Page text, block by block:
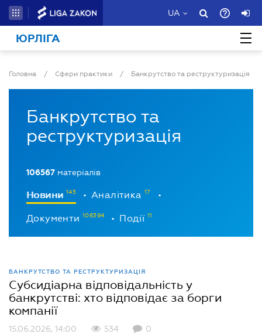
UA
ЮРЛІГА
Головна / Сфери практики / Банкрутство та реструктуризація
Банкрутство та
реструктуризація
106567 матеріалів
Новини • Аналітика •
Документи • Події
БАНКРУТСТВО ТА РЕСТРУКТУРИЗАЦІЯ
Субсидіарна відповідальність у
банкрутстві: хто відповідає за борги
компанії
15.06.2026, 14:00 534 0